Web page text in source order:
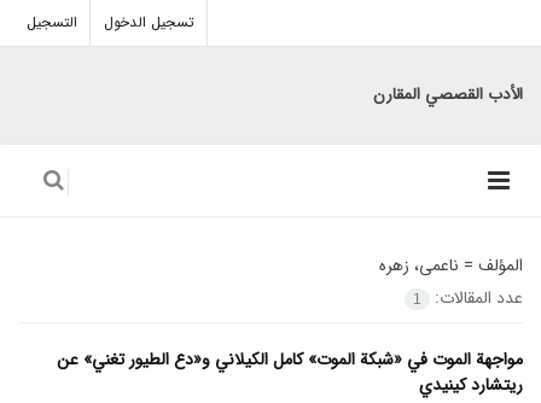
تسجيل الدخول التسجيل
الأدب القصصي المقارن
المؤلف = ناعمی، زهره
عدد المقالات:
1
مواجهة الموت في «شبكة الموت» کامل الکیلاني و«دع الطيور تغني» عن
ريتشارد كینيدي